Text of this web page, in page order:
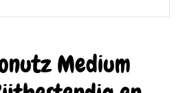
Medium